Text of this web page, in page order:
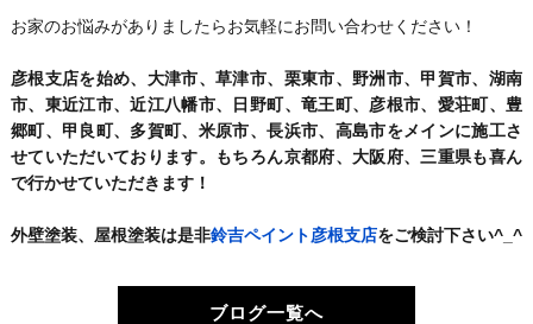
お家のお悩みがありましたらお気軽にお問い合わせください！
彦根支店を始め、大津市、草津市、栗東市、野洲市、甲賀市、湖南
市、東近江市、近江八幡市、日野町、竜王町、彦根市、愛荘町、豊
郷町、甲良町、多賀町、米原市、長浜市、高島市をメインに施工さ
せていただいております。もちろん京都府、大阪府、三重県も喜ん
で行かせていただきます！
外壁塗装、屋根塗装は是非鈴吉ペイント彦根支店をご検討下さい^_^
ブログ一覧へ